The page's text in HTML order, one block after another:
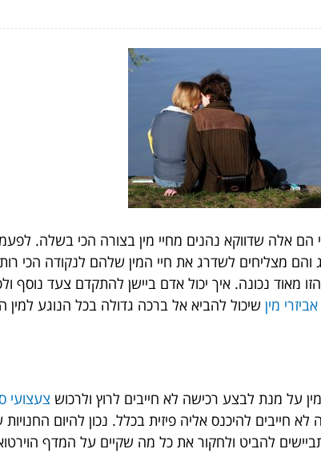
אלה שדווקא נהנים מחיי מין בצורה הכי בשלה.
מצליחים לשדרג את חיי המין שלהם לנקודה הכי
נכונה. איך יכול אדם ביישן להתקדם צעד נוסף
אביזרי מין שיכול להביא אל ברכה גדולה בכל הנוגע למין
על מנת לבצע רכישה לא חייבים לרוץ ולרכוש צעצועי
להיכנס אליה פיזית בכלל. נכון להיום החנויות
להביט ולחקור את כל מה שקיים על המדף